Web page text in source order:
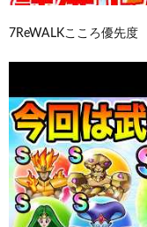
7ReWALKこころ優先度